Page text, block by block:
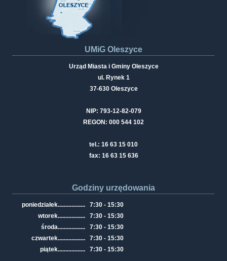
UMiG Oleszyce
Urząd Miasta i Gminy Oleszyce
ul. Rynek 1
37-630 Oleszyce
NIP: 793-12-82-079
REGON: 000 544 102
tel.: 16 63 15 010
fax: 16 63 15 636
Godziny urzędowania
poniedziałek..................
7:30 - 15:30
wtorek..................
7:30 - 15:30
środa..................
7:30 - 15:30
czwartek..................
7:30 - 15:30
piątek.................. 7:30 - 15:30